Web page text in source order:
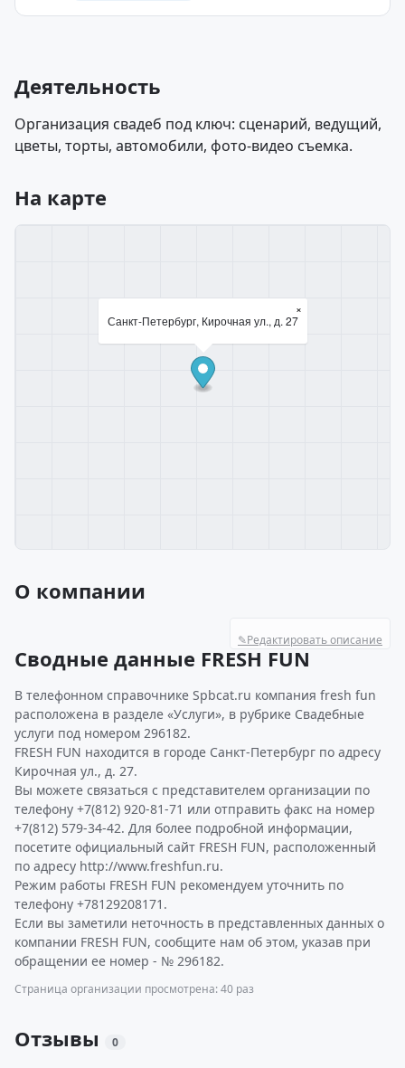
Деятельность
Организация свадеб под ключ: сценарий, ведущий,
цветы, торты, автомобили, фото-видео съемка.
На карте
Санкт-Петербург, Кирочная ул., д. 27
×
О компании
✎Редактировать описание
Сводные данные FRESH FUN
В телефонном справочнике Spbcat.ru компания fresh fun
расположена в разделе «Услуги», в рубрике Свадебные
услуги под номером 296182.
FRESH FUN находится в городе Санкт-Петербург по адресу
Кирочная ул., д. 27.
Вы можете связаться с представителем организации по
телефону +7(812) 920-81-71 или отправить факс на номер
+7(812) 579-34-42. Для более подробной информации,
посетите официальный сайт FRESH FUN, расположенный
по адресу http://www.freshfun.ru.
Режим работы FRESH FUN рекомендуем уточнить по
телефону +78129208171.
Если вы заметили неточность в представленных данных о
компании FRESH FUN, сообщите нам об этом, указав при
обращении ее номер - № 296182.
Страница организации просмотрена: 40 раз
Отзывы 0